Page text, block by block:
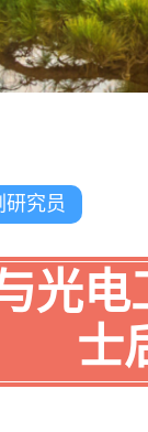
究员
光
士